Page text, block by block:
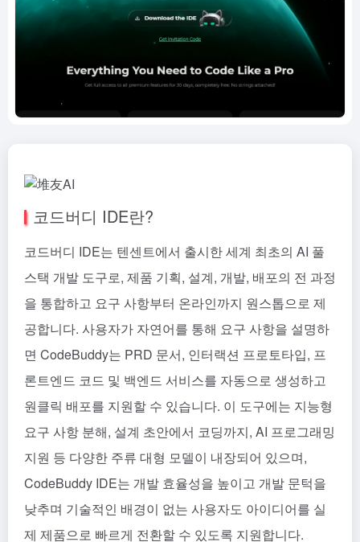
코드버디 IDE란?
코드버디 IDE는 텐센트에서 출시한 세계 최초의 AI 풀
스택 개발 도구로, 제품 기획, 설계, 개발, 배포의 전 과정
을 통합하고 요구 사항부터 온라인까지 원스톱으로 제
공합니다. 사용자가 자연어를 통해 요구 사항을 설명하
면 CodeBuddy는 PRD 문서, 인터랙션 프로토타입, 프
론트엔드 코드 및 백엔드 서비스를 자동으로 생성하고
원클릭 배포를 지원할 수 있습니다. 이 도구에는 지능형
요구 사항 분해, 설계 초안에서 코딩까지, AI 프로그래밍
지원 등 다양한 주류 대형 모델이 내장되어 있으며,
CodeBuddy IDE는 개발 효율성을 높이고 개발 문턱을
낮추며 기술적인 배경이 없는 사용자도 아이디어를 실
제 제품으로 빠르게 전환할 수 있도록 지원합니다.